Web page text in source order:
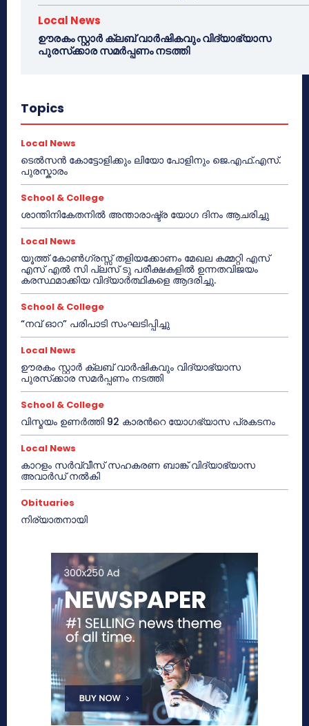
Local News
ഊരകം സ്റ്റാർ ക്ലബ് വാർഷികവും വിദ്യാഭ്യാസ
പുരസ്‌ക്കാര സമർപ്പണം നടത്തി
Topics
Local News
ടെൽസൻ കോട്ടോളിക്കും ലിയോ പോളിനും ജെ.എഫ്.എസ്.
പുരസ്കാരം
School & College
ശാന്തിനികേതനിൽ അന്താരാഷ്ട്ര യോഗ ദിനം ആചരിച്ചു
Local News
യൂത്ത് കോൺഗ്രസ്സ് തളിയക്കോണം മേഖല കമ്മറ്റി എസ്
എസ് എൽ സി പ്ലസ് ടു പരീക്ഷകളിൽ ഉന്നതവിജയം
കരസ്ഥമാക്കിയ വിദ്യാർത്ഥികളെ ആദരിച്ചു.
School & College
“നവ് ഓറ” പരിപാടി സംഘടിപ്പിച്ചു
Local News
ഊരകം സ്റ്റാർ ക്ലബ് വാർഷികവും വിദ്യാഭ്യാസ
പുരസ്‌ക്കാര സമർപ്പണം നടത്തി
School & College
വിസ്മയം ഉണർത്തി 92 കാരൻറെ യോഗഭ്യാസ പ്രകടനം
Local News
കാറളം സർവ്വീസ് സഹകരണ ബാങ്ക് വിദ്യാഭ്യാസ
അവാർഡ് നൽകി
Obituaries
നിര്യാതനായി